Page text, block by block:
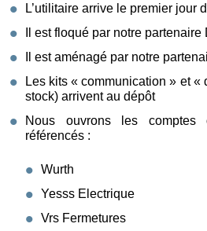
L’utilitaire arrive le premier jour
Il est floqué par notre
Il est aménagé par notre
Les kits « communication » et
stock) arrivent au dépôt
Nous ouvrons les comptes
référencés :
Wurth
Yesss Electrique
Vrs Fermetures